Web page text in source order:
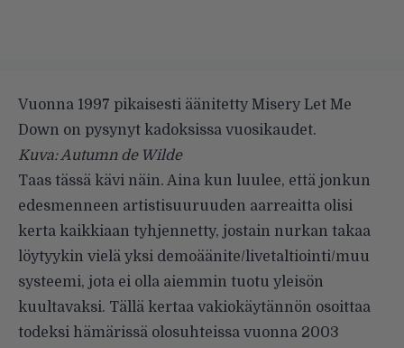
Vuonna 1997 pikaisesti äänitetty Misery Let Me
Down on pysynyt kadoksissa vuosikaudet.
Kuva: Autumn de Wilde
Taas tässä kävi näin. Aina kun luulee, että jonkun
edesmenneen artistisuuruuden aarreaitta olisi
kerta kaikkiaan tyhjennetty, jostain nurkan takaa
löytyykin vielä yksi demoäänite/livetaltiointi/muu
systeemi, jota ei olla aiemmin tuotu yleisön
kuultavaksi. Tällä kertaa vakiokäytännön osoittaa
todeksi hämärissä olosuhteissa vuonna 2003